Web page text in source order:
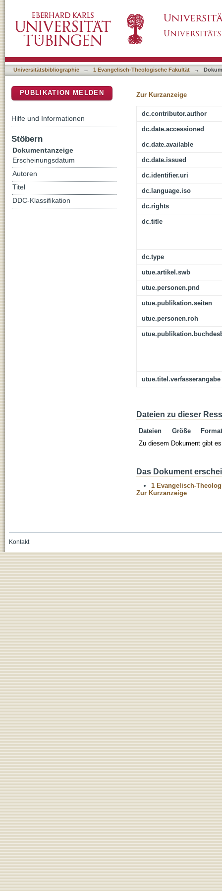
den britischen Kolonien in Nordamerika
Universitätsbibliographie → 1 Evangelisch-Theologische Fakultät →
Zur Kurzanzeige
dc.contributor.author
dc.date.accessioned
dc.date.available
dc.date.issued
dc.identifier.uri
dc.language.iso
dc.rights
dc.title
dc.type
utue.artikel.swb
utue.personen.pnd
utue.publikation.seiten
utue.personen.roh
utue.titel.verfasserangabe
Dateien zu dieser
Dateien Größe
Format
Zu diesem Dokument gibt
Das Dokument
1 Evangelisch-
Zur Kurzanzeige
PUBLIKATION MELDEN
Hilfe und Informationen
Stöbern
Dokumentanzeige
Erscheinungsdatum
Autoren
Titel
DDC-Klassifikation
Kontakt